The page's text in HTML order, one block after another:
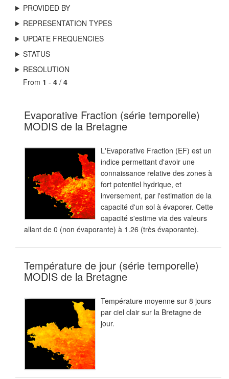
PROVIDED BY
REPRESENTATION TYPES
UPDATE FREQUENCIES
STATUS
RESOLUTION
From 1 - 4 / 4
Evaporative Fraction (série temporelle)
MODIS de la Bretagne
L'Evaporative Fraction (EF) est un
indice permettant d'avoir une
connaissance relative des zones à
fort potentiel hydrique, et
inversement, par l'estimation de la
capacité d'un sol à évaporer. Cette
capacité s'estime via des valeurs
allant de 0 (non évaporante) à 1.26 (très évaporante).
Température de jour (série temporelle)
MODIS de la Bretagne
Température moyenne sur 8 jours
par ciel clair sur la Bretagne de
jour.